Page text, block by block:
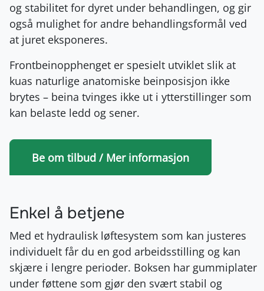
og stabilitet for dyret under behandlingen, og gir
også mulighet for andre behandlingsformål ved
at juret eksponeres.
Frontbeinopphenget er spesielt utviklet slik at
kuas naturlige anatomiske beinposisjon ikke
brytes – beina tvinges ikke ut i ytterstillinger som
kan belaste ledd og sener.
Be om tilbud / Mer informasjon
Enkel å betjene
Med et hydraulisk løftesystem som kan justeres
individuelt får du en god arbeidsstilling og kan
skjære i lengre perioder. Boksen har gummiplater
under føttene som gjør den svært stabil og